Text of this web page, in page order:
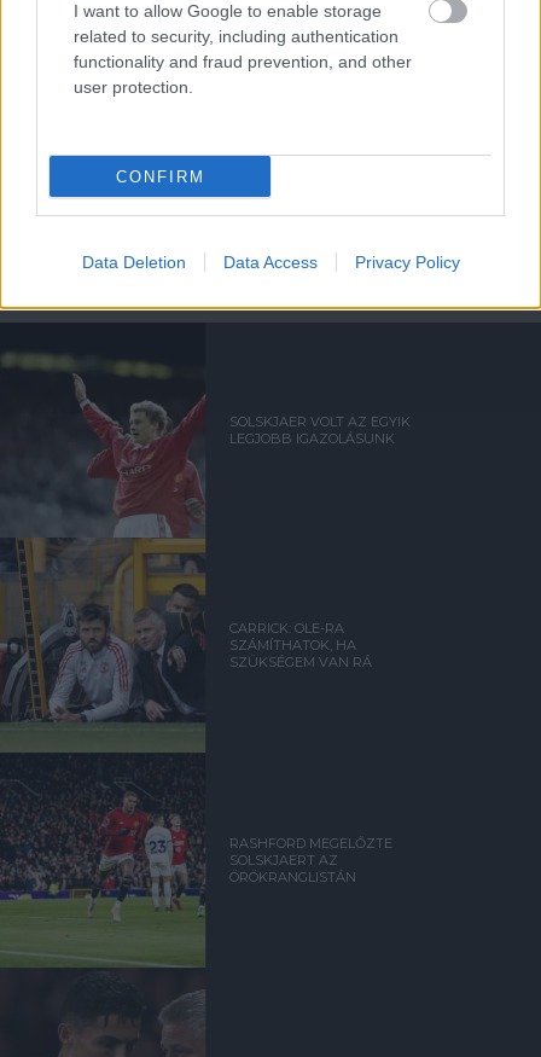
I want to allow Google to enable storage
related to security, including authentication
functionality and fraud prevention, and other
user protection.
CONFIRM
Data Deletion Data Access Privacy Policy
Támogasd adományoddal
a ManUtdFanatics.hu működését!
Kapcsolódó hírek
OLE GUNNAR SOLSKJAER
SOLSKJAER VOLT AZ EGYIK
LEGJOBB IGAZOLÁSUNK
CARRICK: OLE-RA
SZÁMÍTHATOK, HA
SZÜKSÉGEM VAN RÁ
RASHFORD MEGELŐZTE
SOLSKJAERT AZ
ÖRÖKRANGLISTÁN